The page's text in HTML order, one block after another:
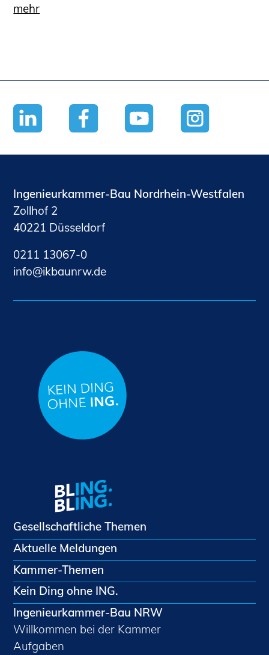
mehr
Ingenieurkammer-Bau Nordrhein-Westfalen
Zollhof 2
40221 Düsseldorf
0211 13067-0
nf
kb nrwd
Gesellschaftliche Themen
Aktuelle Meldungen
Kammer-Themen
Kein Ding ohne ING.
Ingenieurkammer-Bau NRW
Willkommen bei der Kammer
Aufgaben